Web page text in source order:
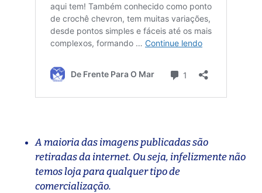
A maioria das imagens publicadas são
retiradas da internet. Ou seja, infelizmente não
temos loja para qualquer tipo de
comercialização.